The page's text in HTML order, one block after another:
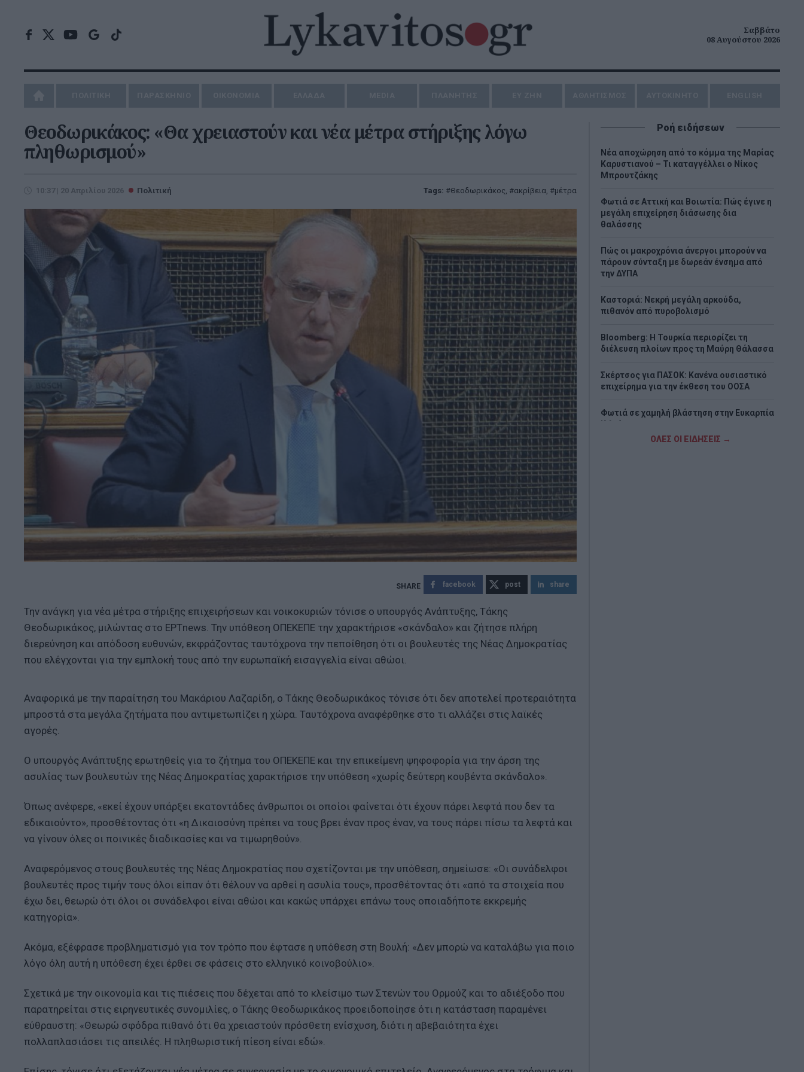
Σαββάτο
08 Αυγούστου 2026
Θεοδωρικάκος: «Θα χρειαστούν και νέα μέτρα στήριξης λόγω
πληθωρισμού»
10:37 | 20 Απριλίου 2026 Πολιτική Tags: Θεοδωρικάκος, ακρίβεια, μέτρα
facebook post share
Την ανάγκη για νέα μέτρα στήριξης επιχειρήσεων και νοικοκυριών τόνισε ο υπουργός Ανάπτυξης, Τάκης
Θεοδωρικάκος, μιλώντας στο ΕΡΤnews. Την υπόθεση ΟΠΕΚΕΠΕ την χαρακτήρισε «σκάνδαλο» και ζήτησε πλήρη
διερεύνηση και απόδοση ευθυνών, εκφράζοντας ταυτόχρονα την πεποίθηση ότι οι βουλευτές της Νέας Δημοκρατίας
που ελέγχονται για την εμπλοκή τους από την ευρωπαϊκή εισαγγελία είναι αθώοι.
Αναφορικά με την παραίτηση του Μακάριου Λαζαρίδη, ο Τάκης Θεοδωρικάκος τόνισε ότι δεν αποτελεί προτεραιότητα
μπροστά στα μεγάλα ζητήματα που αντιμετωπίζει η χώρα. Ταυτόχρονα αναφέρθηκε στο τι αλλάζει στις λαϊκές
αγορές.
Ο υπουργός Ανάπτυξης ερωτηθείς για το ζήτημα του ΟΠΕΚΕΠΕ και την επικείμενη ψηφοφορία για την άρση της
ασυλίας των βουλευτών της Νέας Δημοκρατίας χαρακτήρισε την υπόθεση «χωρίς δεύτερη κουβέντα σκάνδαλο».
Όπως ανέφερε, «εκεί έχουν υπάρξει εκατοντάδες άνθρωποι οι οποίοι φαίνεται ότι έχουν πάρει λεφτά που δεν τα
εδικαιούντο», προσθέτοντας ότι «η Δικαιοσύνη πρέπει να τους βρει έναν προς έναν, να τους πάρει πίσω τα λεφτά και
να γίνουν όλες οι ποινικές διαδικασίες και να τιμωρηθούν».
Αναφερόμενος στους βουλευτές της Νέας Δημοκρατίας που σχετίζονται με την υπόθεση, σημείωσε: «Οι συνάδελφοι
βουλευτές προς τιμήν τους όλοι είπαν ότι θέλουν να αρθεί η ασυλία τους», προσθέτοντας ότι «από τα στοιχεία που
έχω δει, θεωρώ ότι όλοι οι συνάδελφοι είναι αθώοι και κακώς υπάρχει επάνω τους οποιαδήποτε εκκρεμής
κατηγορία».
Ακόμα, εξέφρασε προβληματισμό για τον τρόπο που έφτασε η υπόθεση στη Βουλή: «Δεν μπορώ να καταλάβω για ποιο
λόγο όλη αυτή η υπόθεση έχει έρθει σε φάσεις στο ελληνικό κοινοβούλιο».
Σχετικά με την οικονομία και τις πιέσεις που δέχεται από το κλείσιμο των Στενών του Ορμούζ και το αδιέξοδο που
παρατηρείται στις ειρηνευτικές συνομιλίες, ο Τάκης Θεοδωρικάκος προειδοποίησε ότι η κατάσταση παραμένει
εύθραυστη: «Θεωρώ σφόδρα πιθανό ότι θα χρειαστούν πρόσθετη ενίσχυση, διότι η αβεβαιότητα έχει
πολλαπλασιάσει τις απειλές. Η πληθωριστική πίεση είναι εδώ».
Ροή ειδήσεων
Νέα αποχώρηση από το κόμμα της Μαρίας
Καρυστιανού – Τι καταγγέλλει ο Νίκος
Μπρουτζάκης
Φωτιά σε Αττική και Βοιωτία: Πώς έγινε η
μεγάλη επιχείρηση διάσωσης δια
θαλάσσης
Πώς οι μακροχρόνια άνεργοι μπορούν να
πάρουν σύνταξη με δωρεάν ένσημα από
την ΔΥΠΑ
Καστοριά: Νεκρή μεγάλη αρκούδα,
πιθανόν από πυροβολισμό
Bloomberg: Η Τουρκία περιορίζει τη
διέλευση πλοίων προς τη Μαύρη Θάλασσα
Σκέρτσος για ΠΑΣΟΚ: Κανένα ουσιαστικό
επιχείρημα για την έκθεση του ΟΟΣΑ
Φωτιά σε χαμηλή βλάστηση στην Ευκαρπία
Κιλκίς
ΟΛΕΣ ΟΙ ΕΙΔΗΣΕΙΣ →